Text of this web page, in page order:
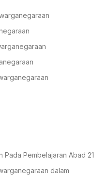
Pembelajaran Abad 21
dalam